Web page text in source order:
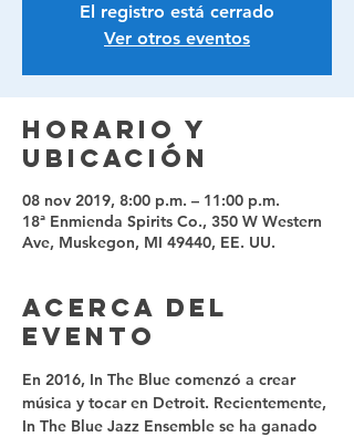
El registro está cerrado
Ver otros eventos
Horario y
ubicación
08 nov 2019, 8:00 p.m. – 11:00 p.m.
18ª Enmienda Spirits Co., 350 W Western
Ave, Muskegon, MI 49440, EE. UU.
Acerca del
evento
En 2016, In The Blue comenzó a crear
música y tocar en Detroit. Recientemente,
In The Blue Jazz Ensemble se ha ganado